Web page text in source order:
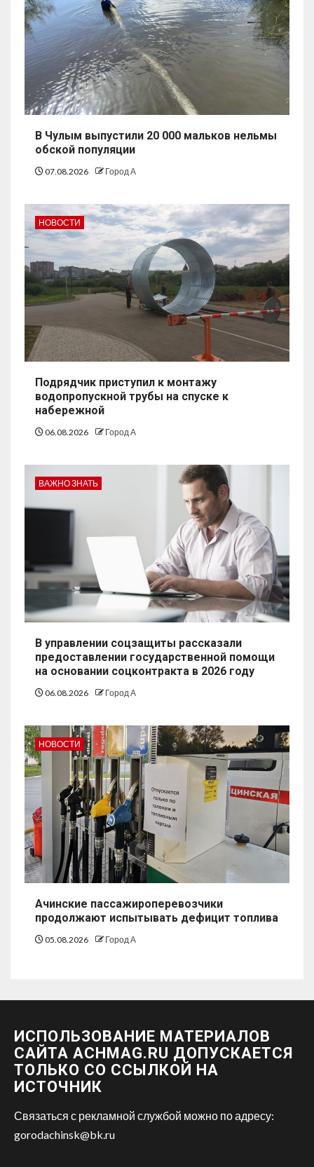
В Чулым выпустили 20 000 мальков нельмы
обской популяции
07.08.2026 Город А
НОВОСТИ
Подрядчик приступил к монтажу
водопропускной трубы на спуске к
набережной
06.08.2026 Город А
ВАЖНО ЗНАТЬ
В управлении соцзащиты рассказали
предоставлении государственной помощи
на основании соцконтракта в 2026 году
06.08.2026 Город А
НОВОСТИ
Ачинские пассажироперевозчики
продолжают испытывать дефицит топлива
05.08.2026 Город А
ИСПОЛЬЗОВАНИЕ МАТЕРИАЛОВ
САЙТА ACHMAG.RU ДОПУСКАЕТСЯ
ТОЛЬКО СО ССЫЛКОЙ НА
ИСТОЧНИК
Связаться с рекламной службой можно по адресу:
gorodachinsk@bk.ru